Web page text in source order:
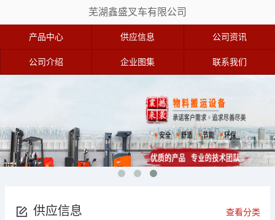
芜湖鑫盛叉车有限公司
产品中心 供应信息 公司资讯
公司介绍 企业图集 联系我们
供应信息 查看分类